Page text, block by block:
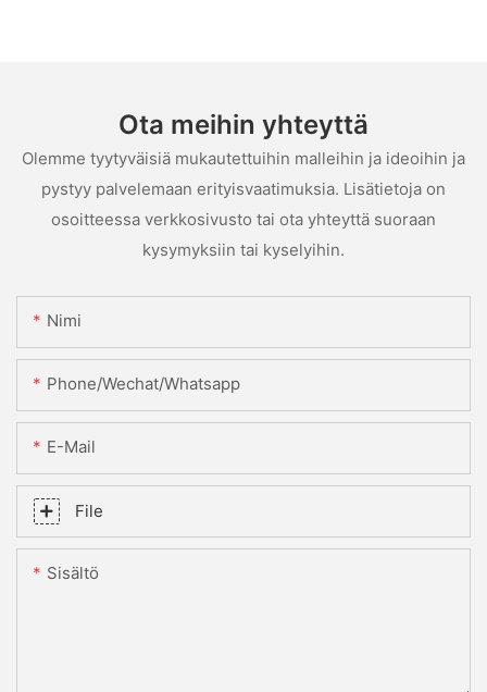
Ota meihin yhteyttä
Olemme tyytyväisiä mukautettuihin malleihin ja ideoihin ja
pystyy palvelemaan erityisvaatimuksia. Lisätietoja on
osoitteessa verkkosivusto tai ota yhteyttä suoraan
kysymyksiin tai kyselyihin.
Nimi
Phone/Wechat/Whatsapp
E-Mail
File
Sisältö